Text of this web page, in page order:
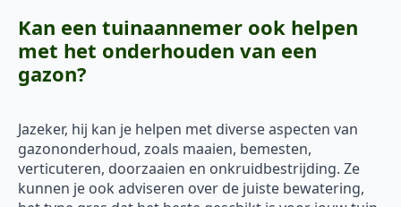
Kan een tuinaannemer ook helpen
met het onderhouden van een
gazon?
Jazeker, hij kan je helpen met diverse aspecten van
gazononderhoud, zoals maaien, bemesten,
verticuteren, doorzaaien en onkruidbestrijding. Ze
kunnen je ook adviseren over de juiste bewatering,